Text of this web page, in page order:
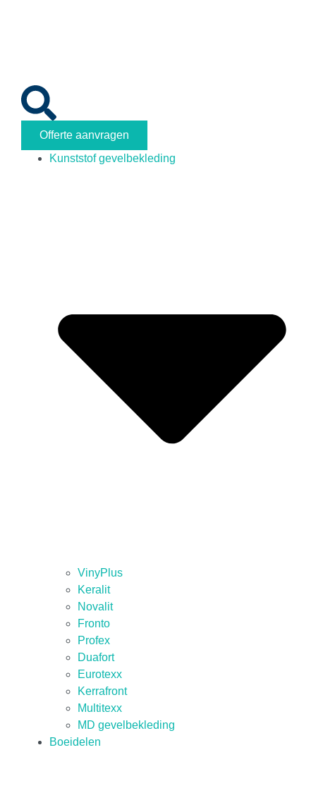
Offerte aanvragen
Kunststof gevelbekleding
VinyPlus
Keralit
Novalit
Fronto
Profex
Duafort
Eurotexx
Kerrafront
Multitexx
MD gevelbekleding
Boeidelen